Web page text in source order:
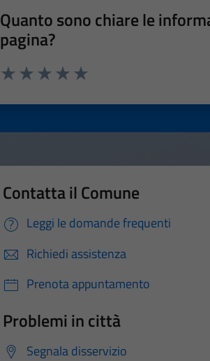
Quanto sono chiare le
pagina?
Contatta il Comune
Leggi le domande frequenti
Richiedi assistenza
Prenota appuntamento
Problemi in città
Segnala disservizio